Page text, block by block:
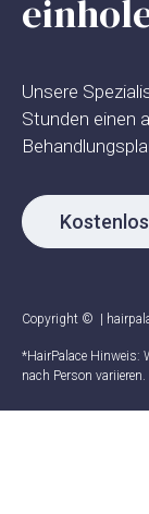
Unsere
Stunden einen
Copyright © |
*HairPalace Hinweis:
nach Person variieren.